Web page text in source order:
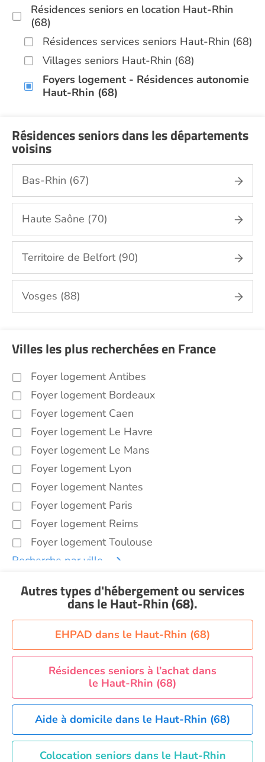
Résidences seniors en location Haut-Rhin
(68)
Résidences services seniors Haut-Rhin (68)
Villages seniors Haut-Rhin (68)
Foyers logement - Résidences autonomie
Haut-Rhin (68)
Résidences seniors dans les départements
voisins
Bas-Rhin (67)
Haute Saône (70)
Territoire de Belfort (90)
Vosges (88)
Villes les plus recherchées en France
Foyer logement Antibes
Foyer logement Bordeaux
Foyer logement Caen
Foyer logement Le Havre
Foyer logement Le Mans
Foyer logement Lyon
Foyer logement Nantes
Foyer logement Paris
Foyer logement Reims
Foyer logement Toulouse
Recherche par ville
Autres types d'hébergement ou services
dans le Haut-Rhin (68).
EHPAD dans le Haut-Rhin (68)
Résidences seniors à l’achat dans
le Haut-Rhin (68)
Aide à domicile dans le Haut-Rhin (68)
Colocation seniors dans le Haut-Rhin